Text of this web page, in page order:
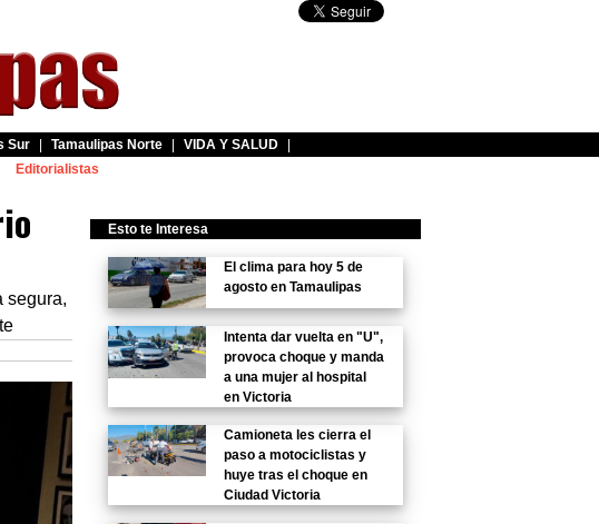
Sur Tamaulipas Norte VIDA Y SALUD
Editorialistas
segura,
Esto te Interesa
El clima para hoy 5 de
agosto en Tamaulipas
Intenta dar vuelta en "U",
provoca choque y manda
a una mujer al hospital
en Victoria
Camioneta les cierra el
paso a motociclistas y
huye tras el choque en
Ciudad Victoria